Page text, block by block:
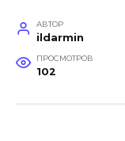
АВТОР
ildarmin
ПРОСМОТРОВ
102